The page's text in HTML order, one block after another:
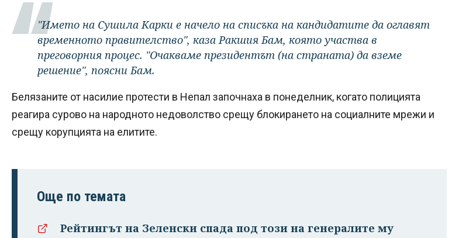
"Името на Сушила Карки е начело на списъка на кандидатите да оглавят
временното правителство", каза Ракшия Бам, която участва в
преговорния процес. "Очакваме президентът (на страната) да вземе
решение", поясни Бам.
Белязаните от насилие протести в Непал започнаха в понеделник, когато полицията
реагира сурово на народното недоволство срещу блокирането на социалните мрежи и
срещу корупцията на елитите.
Още по темата
Рейтингът на Зеленски спада под този на генералите му